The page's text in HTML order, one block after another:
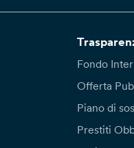
Fondo
Offerta
Piano di
Prestiti